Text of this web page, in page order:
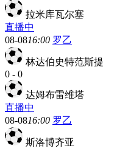
拉米库瓦尔塞
直播中
08-0816:00 罗乙
林达伯史特范斯提
0 - 0
达姆布雷维塔
直播中
08-0816:00 罗乙
斯洛博齐亚